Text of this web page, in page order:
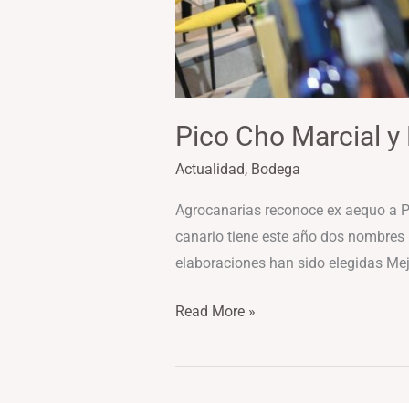
Pico Cho Marcial
Actualidad, Bodega
Agrocanarias reconoce ex aequo a
canario tiene este año dos
elaboraciones han sido elegidas
Read More »